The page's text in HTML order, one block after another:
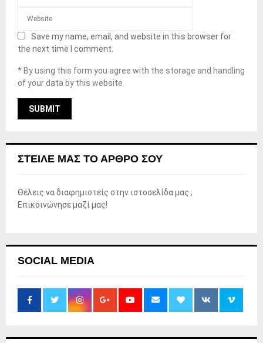
Save my name, email, and website in this browser for
the next time I comment.
* By using this form you agree with the storage and handling
of your data by this website.
ΣΤΕΊΛΕ ΜΑΣ ΤΟ ΆΡΘΡΟ ΣΟΥ
Θέλεις να διαφημιστείς στην ιστοσελίδα μας ;
Επικοινώνησε μαζί μας!
SOCIAL MEDIA